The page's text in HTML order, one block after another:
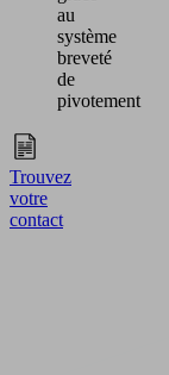
au
système
breveté
de
pivotement
Trouvez
votre
contact